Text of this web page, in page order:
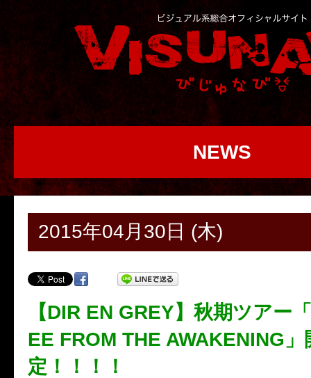
NEWS
2015年04月30日 (木)
【DIR EN GREY】秋期ツアー
EE FROM THE AWAKENING」
定！！！！